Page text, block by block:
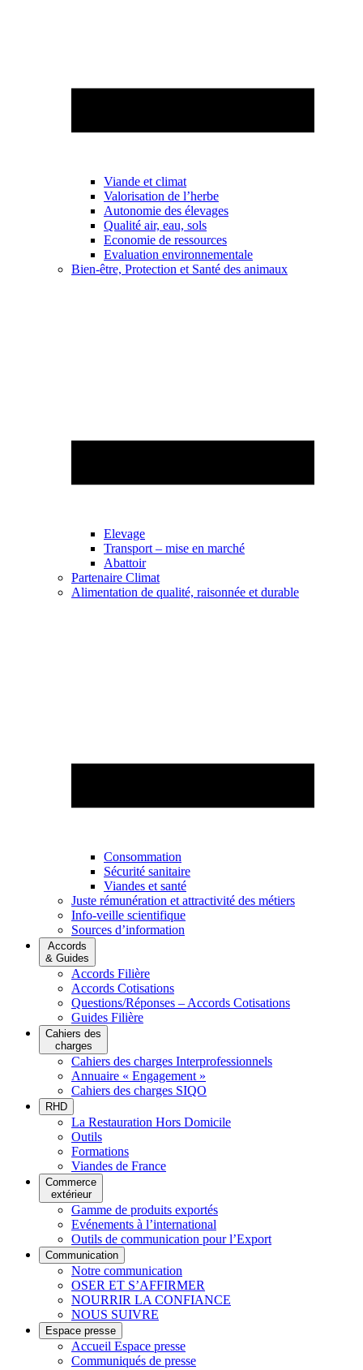
Viande et climat
Valorisation de l’herbe
Autonomie des élevages
Qualité air, eau, sols
Economie de ressources
Evaluation environnementale
Bien-être, Protection et Santé des animaux
Elevage
Transport – mise en marché
Abattoir
Partenaire Climat
Alimentation de qualité, raisonnée et durable
Consommation
Sécurité sanitaire
Viandes et santé
Juste rémunération et attractivité des métiers
Info-veille scientifique
Sources d’information
Accords
& Guides
Accords Filière
Accords Cotisations
Questions/Réponses – Accords Cotisations
Guides Filière
Cahiers des
charges
Cahiers des charges Interprofessionnels
Annuaire « Engagement »
Cahiers des charges SIQO
RHD
La Restauration Hors Domicile
Outils
Formations
Viandes de France
Commerce
extérieur
Gamme de produits exportés
Evénements à l’international
Outils de communication pour l’Export
Communication
Notre communication
OSER ET S’AFFIRMER
NOURRIR LA CONFIANCE
NOUS SUIVRE
Espace presse
Accueil Espace presse
Communiqués de presse